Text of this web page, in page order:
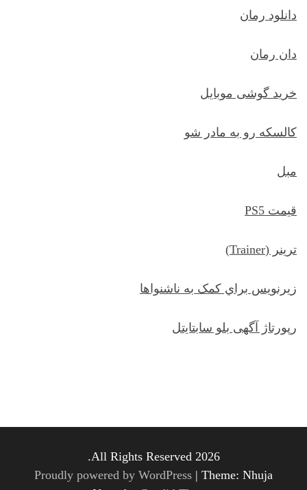
دانلود رمان
دان رمان
خرید گوشی موبایل
کالسکه رو به مادر شو
مبل
قیمت PS5
ترينر (Trainer)
زيرنويس براي کمک به ناشنواها
رپورتاژ آگهی بلو سابتایتل
All Rights Reserved 2026.
Proudly powered by WordPress | Theme: Nhuja